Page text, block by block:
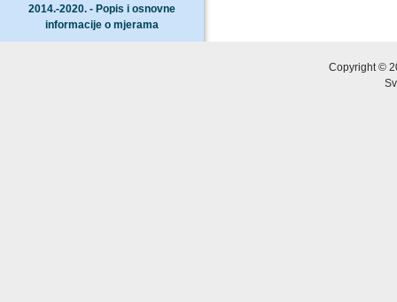
2014.-2020. - Popis i osnovne
informacije o mjerama
Copyright ©